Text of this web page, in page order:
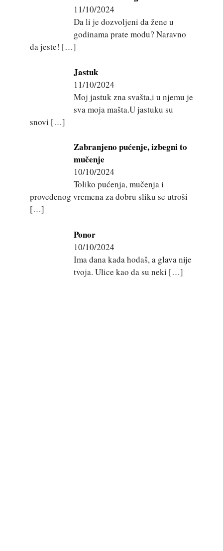
11/10/2024
Da li je dozvoljeni da žene u
godinama prate modu? Naravno
da jeste! […]
Jastuk
11/10/2024
Moj jastuk zna svašta,i u njemu je
sva moja mašta.U jastuku su
snovi […]
Zabranjeno pućenje, izbegni to
mučenje
10/10/2024
Toliko pućenja, mučenja i
provedenog vremena za dobru sliku se utroši
[…]
Ponor
10/10/2024
Ima dana kada hodaš, a glava nije
tvoja. Ulice kao da su neki […]